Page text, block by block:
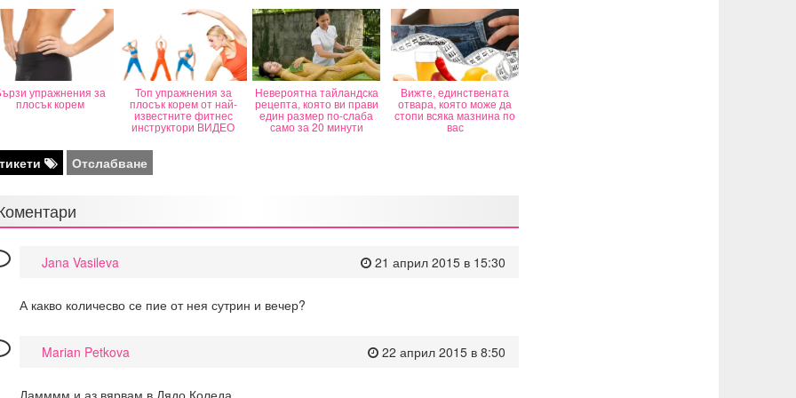
упражнения за
плосък корем
Топ упражнения за
плосък корем от най-
известните фитнес
инструктори ВИДЕО
Невероятна тайландска
рецепта, която ви прави
един размер по-слаба
само за 20 минути
Вижте, единствената
отвара, която може да
стопи всяка мазнина по
вас
Отслабване
21 април 2015 в 15:30
Jana Vasileva
А какво количесво се пие от нея сутрин и вечер?
22 април 2015 в 8:50
Marian Petkova